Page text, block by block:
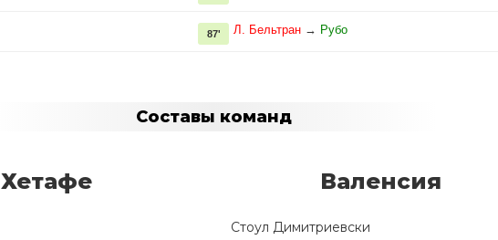
Л. Бельтран → Рубо
87'
Составы команд
Хетафе Валенсия
Стоул Димитриевски